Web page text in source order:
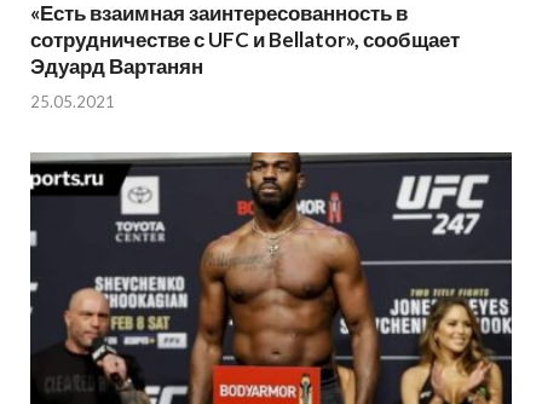
«Есть взаимная заинтересованность в
сотрудничестве с UFC и Bellator», сообщает
Эдуард Вартанян
25.05.2021